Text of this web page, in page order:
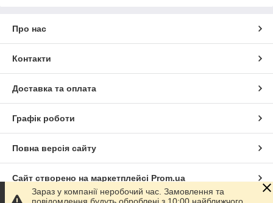
Про нас
Контакти
Доставка та оплата
Графік роботи
Повна версія сайту
Сайт створено на маркетплейсі Prom.ua
Зараз у компанії неробочий час. Замовлення та